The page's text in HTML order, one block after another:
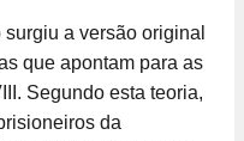
a versão original
que apontam para as
Segundo esta teoria,
da